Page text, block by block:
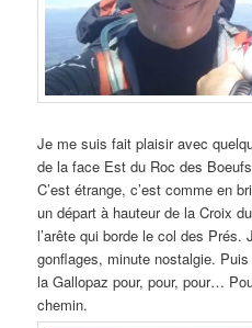
Je me suis fait plaisir avec
de la face Est du Roc des
C’est étrange, c’est comme en
un départ à hauteur de la Croix
l’arête qui borde le col des Prés.
gonflages, minute nostalgie.
la Gallopaz pour, pour, pour…
chemin.